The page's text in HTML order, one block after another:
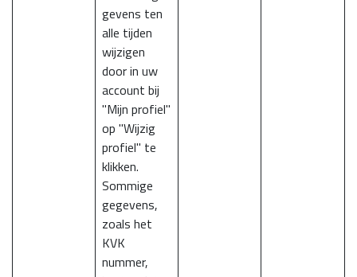
gevens ten
alle tijden
wijzigen
door in uw
account bij
"Mijn profiel"
op "Wijzig
profiel" te
klikken.
Sommige
gegevens,
zoals het
KVK
nummer,